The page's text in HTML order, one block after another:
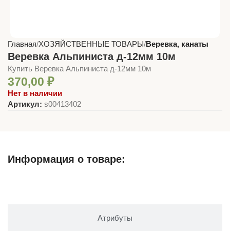
Главная ХОЗЯЙСТВЕННЫЕ ТОВАРЫ Веревка, канаты
Веревка Альпиниста д-12мм 10м
Купить Веревка Альпиниста д-12мм 10м
370,00 ₽
Нет в наличии
Артикул: s00413402
Информация о товаре:
Атрибуты